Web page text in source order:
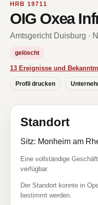
HRB 19711
OIG Oxea
Amtsgericht Duisburg ·
gelöscht
13 Ereignisse und
Profil drucken
Standort
Sitz: Monheim am
Eine vollständige
verfügbar.
Der Standort konnte in
bestimmt werden.